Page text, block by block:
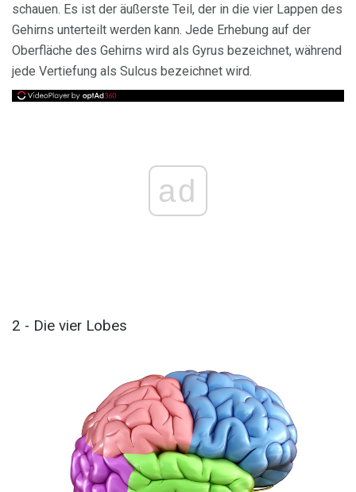
schauen. Es ist der äußerste Teil, der in die vier Lappen des
Gehirns unterteilt werden kann. Jede Erhebung auf der
Oberfläche des Gehirns wird als Gyrus bezeichnet, während
jede Vertiefung als Sulcus bezeichnet wird.
ad
2 - Die vier Lobes